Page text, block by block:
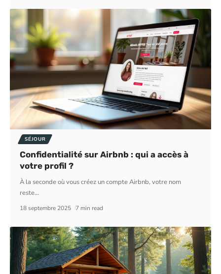
SÉJOUR
Confidentialité sur Airbnb : qui a accès à
votre profil ?
À la seconde où vous créez un compte Airbnb, votre nom
reste…
18 septembre 2025 7 min read